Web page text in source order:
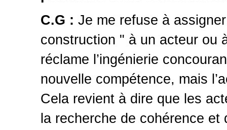
C.G : Je me refuse à
construction " à un acteur ou
réclame l’ingénierie
nouvelle compétence, mais
Cela revient à dire que les
la recherche de cohérence